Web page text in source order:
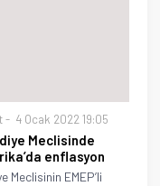
4 Ocak 2022 19:05
Meclisinde
enflasyon
Meclisinin EMEP’li